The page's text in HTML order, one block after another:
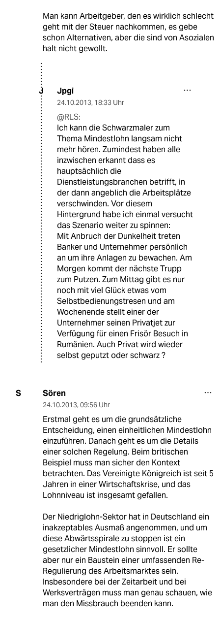
Man kann Arbeitgeber, den es wirklich schlecht
geht mit der Steuer nachkommen, es gebe
schon Alternativen, aber die sind von Asozialen
halt nicht gewollt.
J Jpgi
24.10.2013, 18:33 Uhr
@RLS:
Ich kann die Schwarzmaler zum
Thema Mindestlohn langsam nicht
mehr hören. Zumindest haben alle
inzwischen erkannt dass es
hauptsächlich die
Dienstleistungsbranchen betrifft, in
der dann angeblich die Arbeitsplätze
verschwinden. Vor diesem
Hintergrund habe ich einmal versucht
das Szenario weiter zu spinnen:
Mit Anbruch der Dunkelheit treten
Banker und Unternehmer persönlich
an um ihre Anlagen zu bewachen. Am
Morgen kommt der nächste Trupp
zum Putzen. Zum Mittag gibt es nur
noch mit viel Glück etwas vom
Selbstbedienungstresen und am
Wochenende stellt einer der
Unternehmer seinen Privatjet zur
Verfügung für einen Frisör Besuch in
Rumänien. Auch Privat wird wieder
selbst geputzt oder schwarz ?
S Sören
24.10.2013, 09:56 Uhr
Erstmal geht es um die grundsätzliche
Entscheidung, einen einheitlichen Mindestlohn
einzuführen. Danach geht es um die Details
einer solchen Regelung. Beim britischen
Beispiel muss man sicher den Kontext
betrachten. Das Vereinigte Königreich ist seit 5
Jahren in einer Wirtschaftskrise, und das
Lohnniveau ist insgesamt gefallen.
Der Niedriglohn-Sektor hat in Deutschland ein
inakzeptables Ausmaß angenommen, und um
diese Abwärtsspirale zu stoppen ist ein
gesetzlicher Mindestlohn sinnvoll. Er sollte
aber nur ein Baustein einer umfassenden Re-
Regulierung des Arbeitsmarktes sein.
Insbesondere bei der Zeitarbeit und bei
Werksverträgen muss man genau schauen, wie
man den Missbrauch beenden kann.